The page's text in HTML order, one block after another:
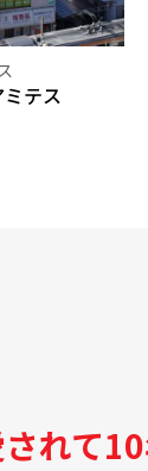
テス
れて